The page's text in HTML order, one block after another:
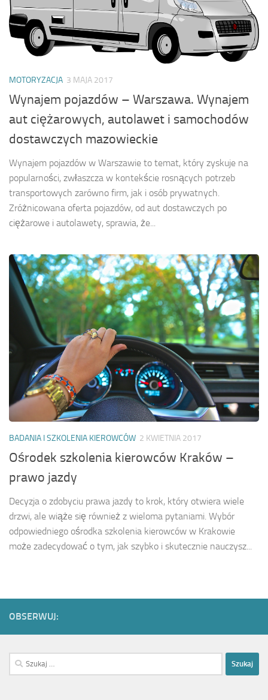
MOTORYZACJA 3 MAJA 2017
Wynajem pojazdów – Warszawa. Wynajem
aut ciężarowych, autolawet i samochodów
dostawczych mazowieckie
Wynajem pojazdów w Warszawie to temat, który zyskuje na
popularności, zwłaszcza w kontekście rosnących potrzeb
transportowych zarówno firm, jak i osób prywatnych.
Zróżnicowana oferta pojazdów, od aut dostawczych po
ciężarowe i autolawety, sprawia, że...
BADANIA I SZKOLENIA KIEROWCÓW 2 KWIETNIA 2017
Ośrodek szkolenia kierowców Kraków –
prawo jazdy
Decyzja o zdobyciu prawa jazdy to krok, który otwiera wiele
drzwi, ale wiąże się również z wieloma pytaniami. Wybór
odpowiedniego ośrodka szkolenia kierowców w Krakowie
może zadecydować o tym, jak szybko i skutecznie nauczysz...
OBSERWUJ:
Szukaj: